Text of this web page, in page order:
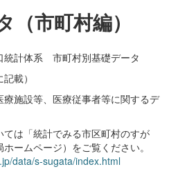
（市町村編）
統計体系 市町村別基礎データ
載）
施設等、医療従事者等に関するデ
は「統計でみる市区町村のすが
ームページ）をご覧ください。
data/s-sugata/index.html